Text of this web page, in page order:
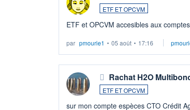
ETF ET OPCVM
ETF et OPCVM accesibles aux
par pmourie1 • 05 août • 17:16
Rachat H2O
ETF ET OPCVM
sur mon compte espèces CTO Crédit